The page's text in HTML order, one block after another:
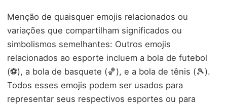
Menção de quaisquer emojis relacionados ou
variações que compartilham significados ou
simbolismos semelhantes: Outros emojis
relacionados ao esporte incluem a bola de futebol
(⚽), a bola de basquete (🏀), e a bola de tênis (🎾).
Todos esses emojis podem ser usados para
representar seus respectivos esportes ou para